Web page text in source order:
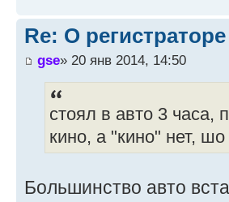
Re: О
gse» 20 янв 2014, 14:50
стоял в авто 3 часа,
кино, а "кино" нет,
Большинство авто